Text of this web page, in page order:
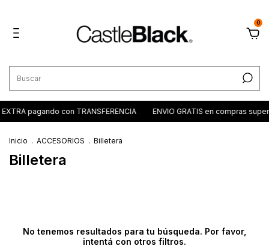
0
pagando con TRANSFERENCIA ENVIO GRATIS en compras
Inicio . ACCESORIOS . Billetera
Billetera
No tenemos resultados para tu búsqueda. Por favor,
intentá con otros filtros.